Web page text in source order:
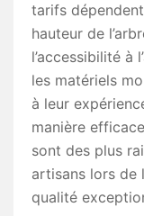
tarifs
hauteur de
l’accessibilité à
les matériels
à leur
manière
sont des plus
artisans lors de
qualité